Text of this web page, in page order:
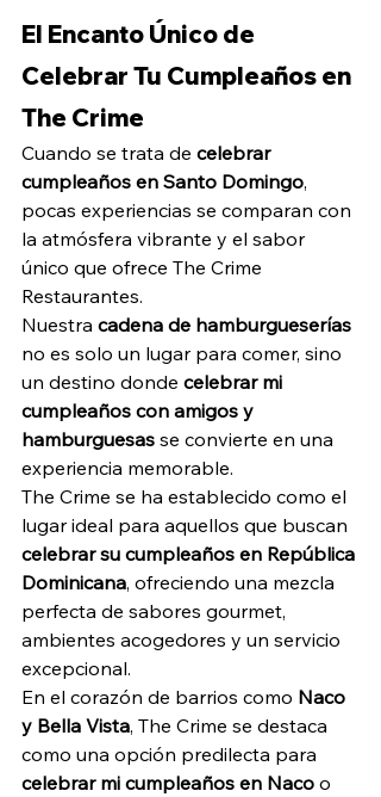
El Encanto Único de
Celebrar Tu Cumpleaños en
The Crime
Cuando se trata de celebrar
cumpleaños en Santo Domingo,
pocas experiencias se comparan con
la atmósfera vibrante y el sabor
único que ofrece The Crime
Restaurantes.
Nuestra cadena de hamburgueserías
no es solo un lugar para comer, sino
un destino donde celebrar mi
cumpleaños con amigos y
hamburguesas se convierte en una
experiencia memorable.
The Crime se ha establecido como el
lugar ideal para aquellos que buscan
celebrar su cumpleaños en República
Dominicana, ofreciendo una mezcla
perfecta de sabores gourmet,
ambientes acogedores y un servicio
excepcional.
En el corazón de barrios como Naco
y Bella Vista, The Crime se destaca
como una opción predilecta para
celebrar mi cumpleaños en Naco o